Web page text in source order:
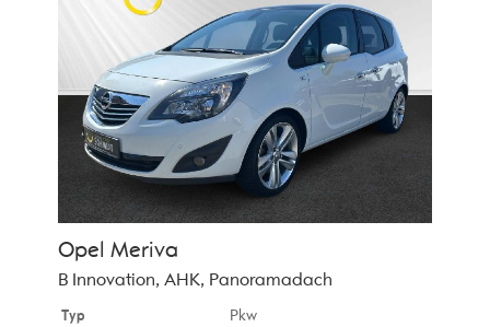
Opel Meriva
B Innovation, AHK, Panoramadach
Typ
Pkw